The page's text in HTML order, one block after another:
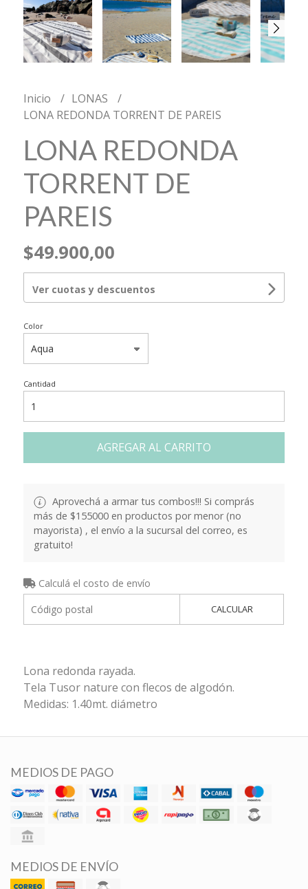
Inicio
LONAS
LONA REDONDA TORRENT DE PAREIS
LONA REDONDA
TORRENT DE
PAREIS
$49.900,00
Ver cuotas y descuentos
Color
Cantidad
AGREGAR AL CARRITO
Aprovechá a armar tus combos!!! Si comprás
más de $155000 en productos por menor (no
mayorista) , el envío a la sucursal del correo, es
gratuito!
Calculá el costo de envío
CALCULAR
Lona redonda rayada.
Tela Tusor nature con flecos de algodón.
Medidas: 1.40mt. diámetro
MEDIOS DE PAGO
MEDIOS DE ENVÍO